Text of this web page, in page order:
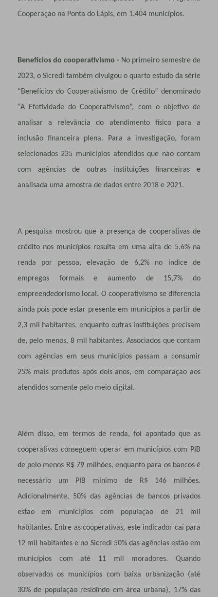
Cooperação na Ponta do Lápis, em 1.404 municípios.
Benefícios do cooperativismo - No primeiro semestre de
2023, o Sicredi também divulgou o quarto estudo da série
“Benefícios do Cooperativismo de Crédito” denominado
“A Efetividade do Cooperativismo”, com o objetivo de
analisar a relevância do atendimento físico para a
inclusão financeira plena. Para a investigação, foram
selecionados 235 municípios atendidos que não contam
com agências de outras instituições financeiras e
analisada uma amostra de dados entre 2018 e 2021.
A pesquisa mostrou que a presença de cooperativas de
crédito nos municípios resulta em uma alta de 5,6% na
renda por pessoa, elevação de 6,2% no índice de
empregos formais e aumento de 15,7% do
empreendedorismo local. O cooperativismo se diferencia
ainda pois pode estar presente em municípios a partir de
2,3 mil habitantes, enquanto outras instituições precisam
de, pelo menos, 8 mil habitantes. Associados que contam
com agências em seus municípios passam a consumir
25% mais produtos após dois anos, em comparação aos
atendidos somente pelo meio digital.
Além disso, em termos de renda, foi apontado que as
cooperativas conseguem operar em municípios com PIB
de pelo menos R$ 79 milhões, enquanto para os bancos é
necessário um PIB mínimo de R$ 146 milhões.
Adicionalmente, 50% das agências de bancos privados
estão em municípios com população de 21 mil
habitantes. Entre as cooperativas, este indicador cai para
12 mil habitantes e no Sicredi 50% das agências estão em
municípios com até 11 mil moradores. Quando
observados os municípios com baixa urbanização (até
30% de população residindo em área urbana), 17% das